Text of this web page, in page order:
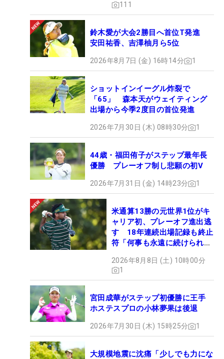
111
鈴木愛が大会2勝目へ首位T発進
安田祐香、吉澤柚月ら5位
2026年8月7日 (金) 16時14分 1
ショットインイーグル炸裂で
「65」 森本天がウェイティング
出場から今季2度目の首位発進
2026年7月30日 (木) 08時30分 1
44歳・福田侑子がステップ最年長
優勝 プレーオフ制し悲願の初V
2026年7月31日 (金) 14時23分 1
米通算13勝の元世界1位がキ
ャリア初、プレーオフ進出逃
す 18年連続出場記録も終止
符「何事も永遠に続けられな
2026年8月8日 (土) 10時00分
1
宮田成華がステップ初優勝に王手
ホステスプロの小林夢果は後退
2026年7月30日 (木) 15時25分 1
大規模地震に沈痛「少しでも力にな